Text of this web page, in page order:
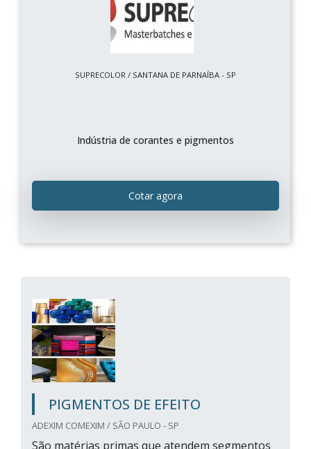
SUPRECOLOR / SANTANA DE PARNAÍBA - SP
Indústria de corantes e pigmentos
Cotar agora
PIGMENTOS DE EFEITO
ADEXIM COMEXIM / SÃO PAULO - SP
São matérias primas que atendem segmentos